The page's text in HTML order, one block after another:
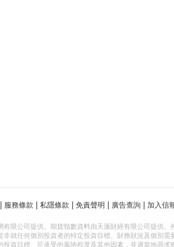
服務條款 私隱條款 免責聲明 廣告查詢 加入信
有限公司提供。期貨指數資料由天滙財經有限公司提供。
就任何個別投資者的特定投資目標、財務狀況及個別
資目標、可承受的風險程度及其他因素，並適當地尋